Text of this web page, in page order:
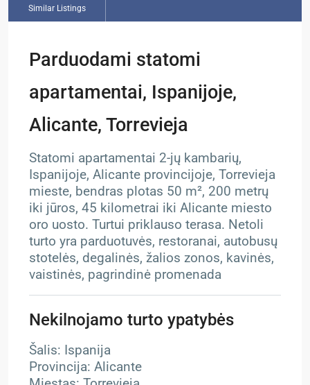
Similar Listings
Parduodami statomi
apartamentai, Ispanijoje,
Alicante, Torrevieja
Statomi apartamentai 2-jų kambarių,
Ispanijoje, Alicante provincijoje, Torrevieja
mieste, bendras plotas 50 m², 200 metrų
iki jūros, 45 kilometrai iki Alicante miesto
oro uosto. Turtui priklauso terasa. Netoli
turto yra parduotuvės, restoranai, autobusų
stotelės, degalinės, žalios zonos, kavinės,
vaistinės, pagrindinė promenada
Nekilnojamo turto ypatybės
Šalis: Ispanija
Provincija: Alicante